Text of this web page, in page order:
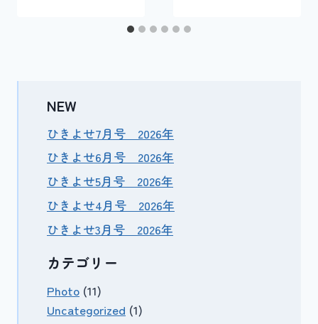
NEW
ひきよせ7月号 2026年
ひきよせ6月号 2026年
ひきよせ5月号 2026年
ひきよせ4月号 2026年
ひきよせ3月号 2026年
カテゴリー
Photo (11)
Uncategorized (1)